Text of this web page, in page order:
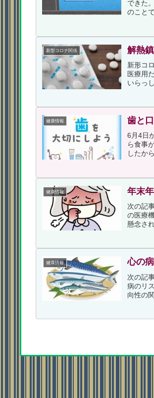
できた
のこと
新型コロナ関係 解熱
新形コ
医療用
いらっ
健康情報 歯と
6月4日
ら食事
したか
健康情報 年末
次の記
の医療
懸念さ
健康情報 心の
次の記
病のリ
向性の